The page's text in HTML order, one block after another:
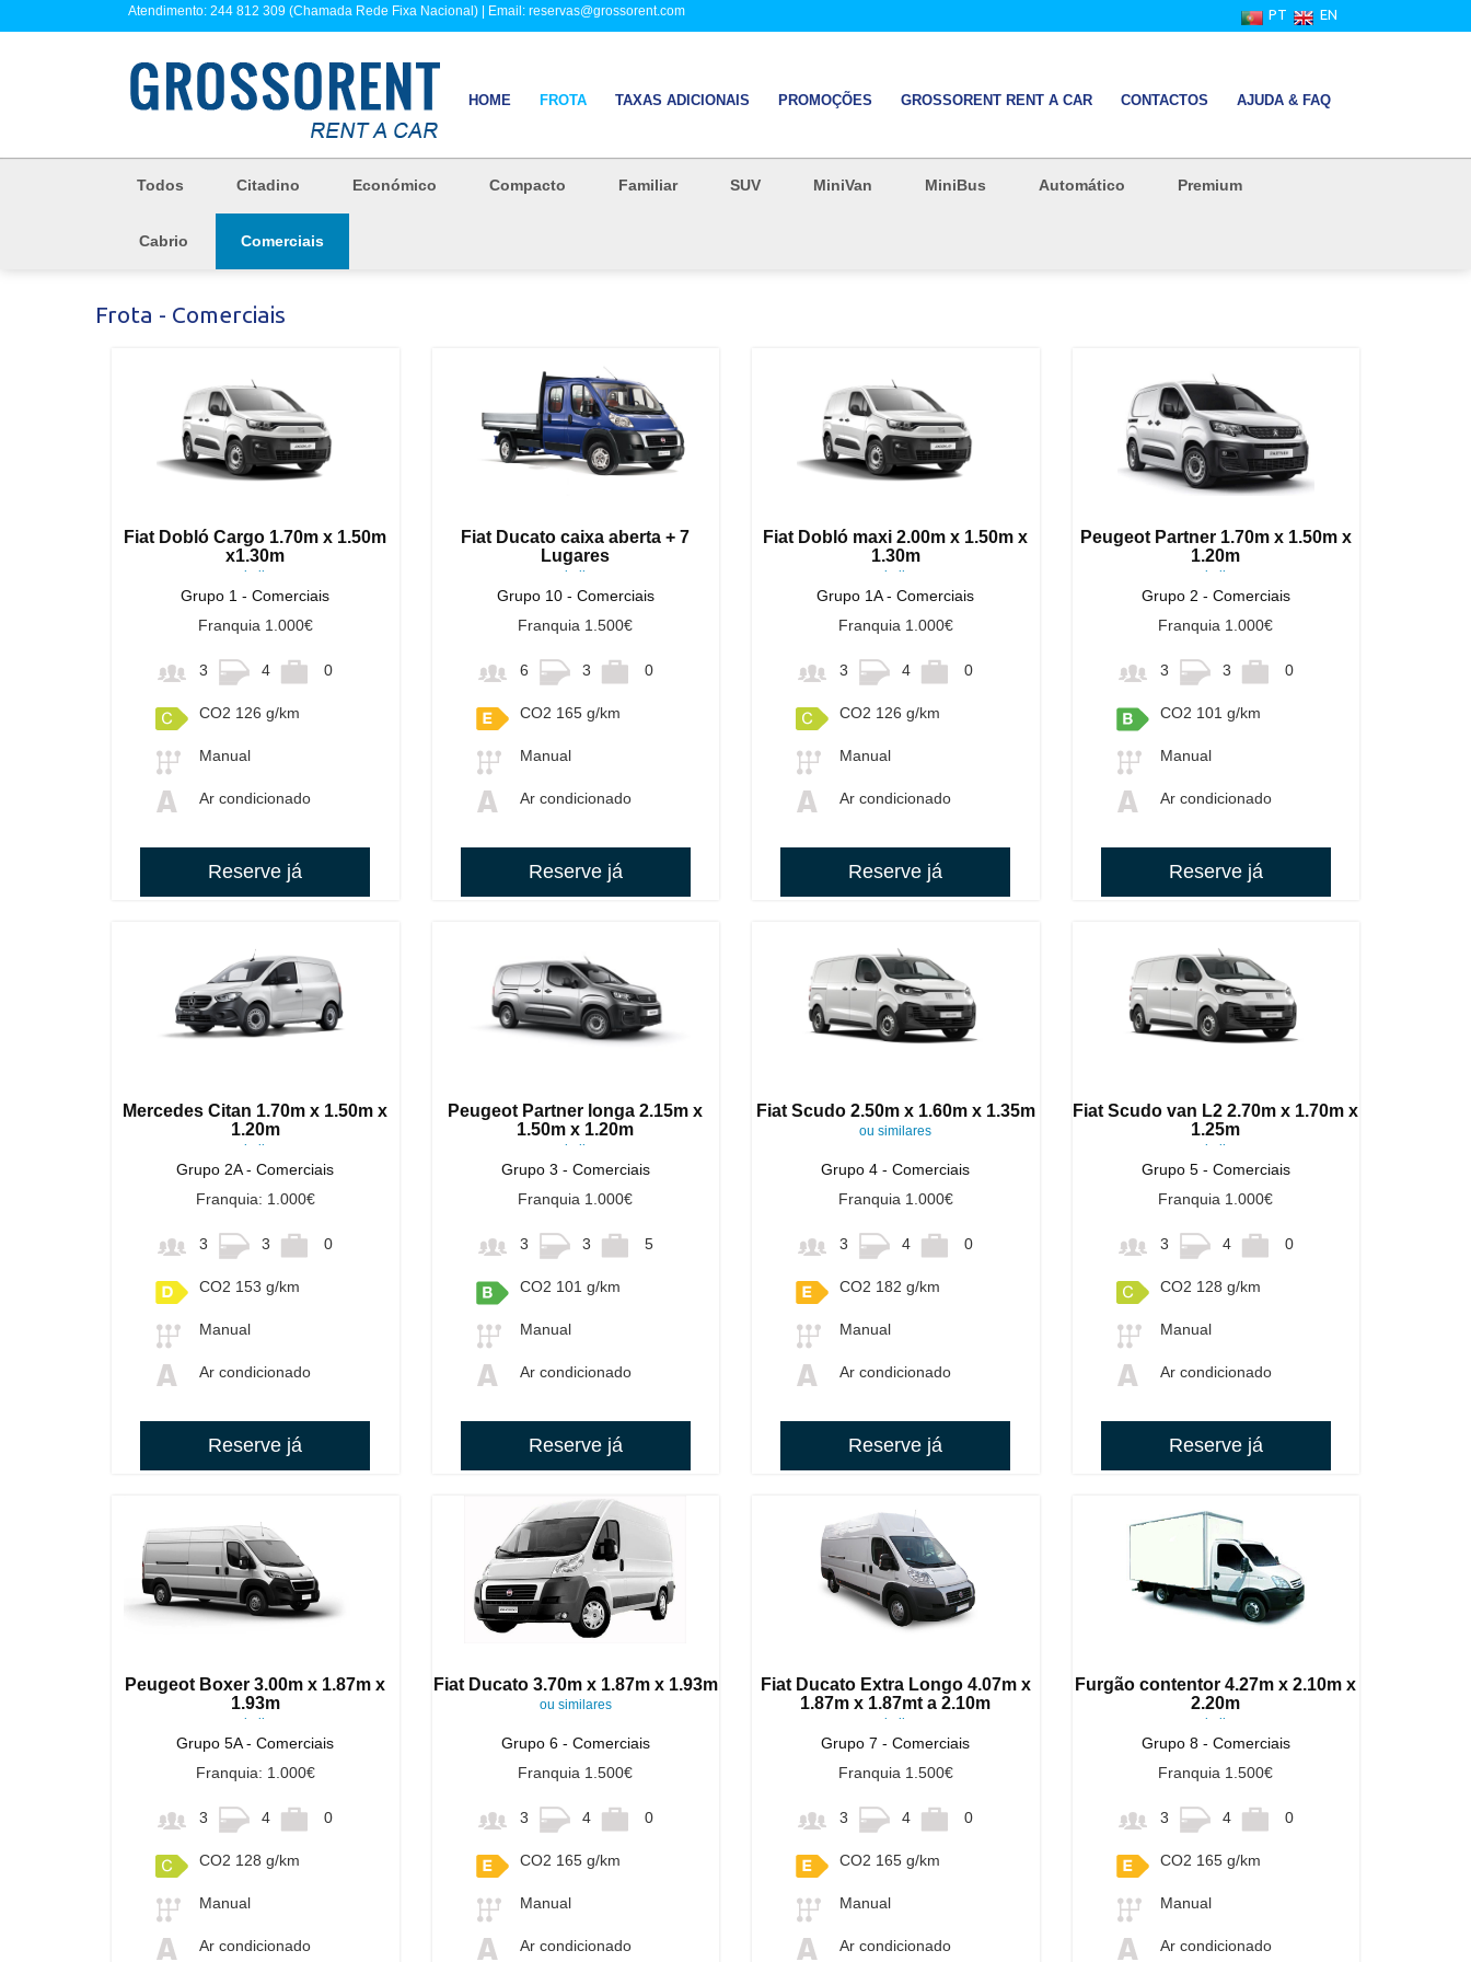
Atendimento: 244 812 309 (Chamada Rede Fixa Nacional) | Email: reservas@grossorent.com PT EN
HOME FROTA TAXAS ADICIONAIS PROMOÇÕES GROSSORENT RENT A CAR CONTACTOS AJUDA & FAQ
Todos Citadino Económico Compacto Familiar SUV MiniVan MiniBus Automático Premium
Cabrio Comerciais
Frota - Comerciais
Fiat Dobló Cargo 1.70m x 1.50m
x1.30m
ou similares
Grupo 1 - Comerciais
Franquia 1.000€
3 4 0
CO2 126 g/km
Manual
Ar condicionado
Reserve já
Fiat Ducato caixa aberta + 7
Lugares
ou similares
Grupo 10 - Comerciais
Franquia 1.500€
6 3 0
CO2 165 g/km
Manual
Ar condicionado
Reserve já
Fiat Dobló maxi 2.00m x 1.50m x
1.30m
ou similares
Grupo 1A - Comerciais
Franquia 1.000€
3 4 0
CO2 126 g/km
Manual
Ar condicionado
Reserve já
Peugeot Partner 1.70m x 1.50m x
1.20m
ou similares
Grupo 2 - Comerciais
Franquia 1.000€
3 3 0
CO2 101 g/km
Manual
Ar condicionado
Reserve já
Mercedes Citan 1.70m x 1.50m x
1.20m
ou similares
Grupo 2A - Comerciais
Franquia: 1.000€
3 3 0
CO2 153 g/km
Manual
Ar condicionado
Reserve já
Peugeot Partner longa 2.15m x
1.50m x 1.20m
ou similares
Grupo 3 - Comerciais
Franquia 1.000€
3 3 5
CO2 101 g/km
Manual
Ar condicionado
Reserve já
Fiat Scudo 2.50m x 1.60m x 1.35m
ou similares
Grupo 4 - Comerciais
Franquia 1.000€
3 4 0
CO2 182 g/km
Manual
Ar condicionado
Reserve já
Fiat Scudo van L2 2.70m x 1.70m x
1.25m
ou similares
Grupo 5 - Comerciais
Franquia 1.000€
3 4 0
CO2 128 g/km
Manual
Ar condicionado
Reserve já
Peugeot Boxer 3.00m x 1.87m x
1.93m
ou similares
Grupo 5A - Comerciais
Franquia: 1.000€
3 4 0
CO2 128 g/km
Manual
Ar condicionado
Fiat Ducato 3.70m x 1.87m x 1.93m
ou similares
Grupo 6 - Comerciais
Franquia 1.500€
3 4 0
CO2 165 g/km
Manual
Ar condicionado
Fiat Ducato Extra Longo 4.07m x
1.87m x 1.87mt a 2.10m
ou similares
Grupo 7 - Comerciais
Franquia 1.500€
3 4 0
CO2 165 g/km
Manual
Ar condicionado
Furgão contentor 4.27m x 2.10m x
2.20m
ou similares
Grupo 8 - Comerciais
Franquia 1.500€
3 4 0
CO2 165 g/km
Manual
Ar condicionado